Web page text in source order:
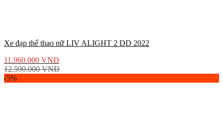
Xe đạp thể thao nữ LIV ALIGHT 2 DD 2022
11.960.000 VNĐ
12.590.000VNĐ
-5%